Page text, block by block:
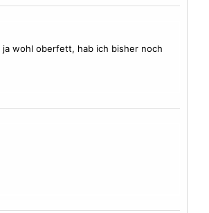
ja wohl oberfett, hab ich bisher noch